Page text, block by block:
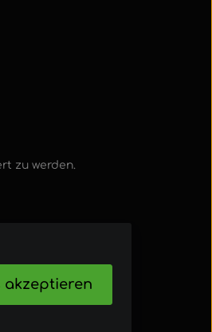
zu werden.
akzeptieren